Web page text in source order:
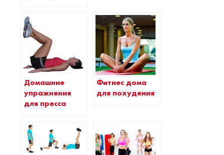
Домашние
упражнения
для пресса
Фитнес дома
для похудения